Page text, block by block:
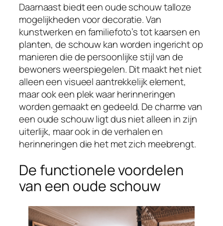
Daarnaast biedt een oude schouw talloze
mogelijkheden voor decoratie. Van
kunstwerken en familiefoto’s tot kaarsen en
planten, de schouw kan worden ingericht op
manieren die de persoonlijke stijl van de
bewoners weerspiegelen. Dit maakt het niet
alleen een visueel aantrekkelijk element,
maar ook een plek waar herinneringen
worden gemaakt en gedeeld. De charme van
een oude schouw ligt dus niet alleen in zijn
uiterlijk, maar ook in de verhalen en
herinneringen die het met zich meebrengt.
De functionele voordelen
van een oude schouw